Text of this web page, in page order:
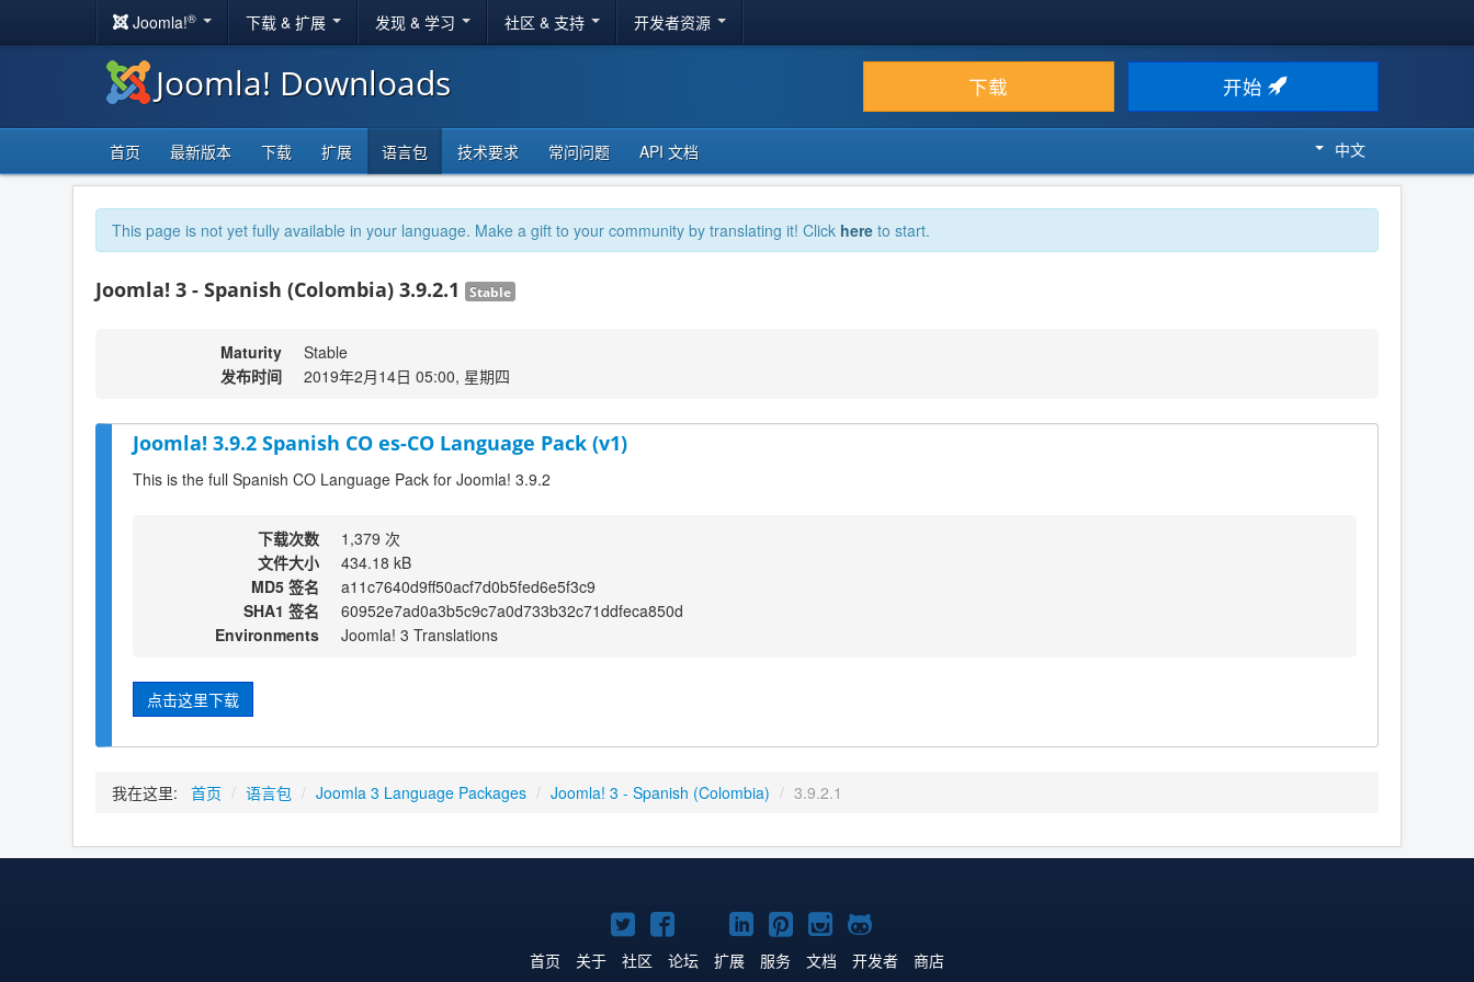
Joomla!® 下载 & 扩展 发现 & 学习 社区 & 支持 开发者资源
Joomla! Downloads 下载 开始
首页 最新版本 下载 扩展 语言包 技术要求 常问问题 API 文档 中文
This page is not yet fully available in your language. Make a gift to your community by translating it! Click here to start.
Joomla! 3 - Spanish (Colombia) 3.9.2.1 Stable
Maturity
Stable
发布时间
2019年2月14日 05:00, 星期四
Joomla! 3.9.2 Spanish CO es-CO Language Pack (v1)
This is the full Spanish CO Language Pack for Joomla! 3.9.2
下载次数
1,379 次
文件大小
434.18 kB
MD5 签名
a11c7640d9ff50acf7d0b5fed6e5f3c9
SHA1 签名
60952e7ad0a3b5c9c7a0d733b32c71ddfeca850d
Environments
Joomla! 3 Translations
点击这里下载
我在这里: 首页 / 语言包 / Joomla 3 Language Packages / Joomla! 3 - Spanish (Colombia) / 3.9.2.1
Twitter
主
Facebook
主
YouTube
主
LinkedIn
主
Pinterest
主
Instagram
主
GitHub
主
首页 关于 社区 论坛 扩展 服务 文档 开发者 商店